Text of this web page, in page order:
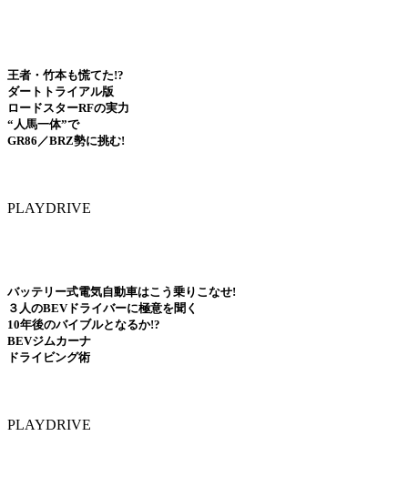
王者・竹本も慌てた!?
ダートトライアル版
ロードスターRFの実力
“人馬一体”で
GR86／BRZ勢に挑む!
PLAYDRIVE
バッテリー式電気自動車はこう乗りこなせ!
３人のBEVドライバーに極意を聞く
10年後のバイブルとなるか!?
BEVジムカーナ
ドライビング術
PLAYDRIVE